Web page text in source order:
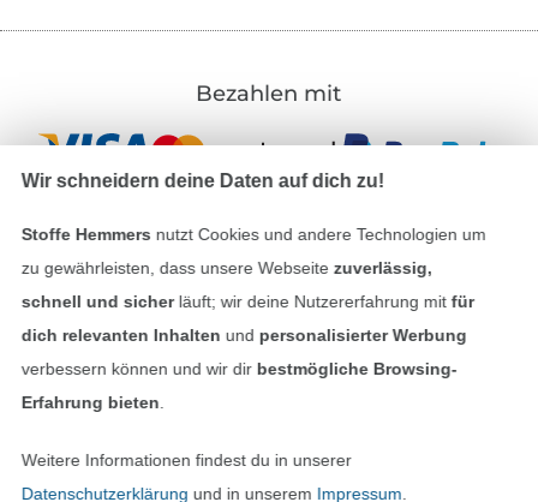
Bezahlen mit
Unsere Versandpartner
In den deutschen Shop wechseln (aktuell
Wir schneidern deine Daten auf dich zu!
Stoffe Hemmers nutzt Cookies und andere Technologien um
zu gewährleisten, dass unsere Webseite zuverlässig,
schnell und sicherläuft; wir deine Nutzererfahrung mitfür
dich relevanten Inhalten und personalisierter Werbung
verbessern können und wir dir bestmögliche Browsing-
Erfahrung bieten
Weitere Informationen findest du in unserer
Datenschutzerklärung und in unserem Impressum